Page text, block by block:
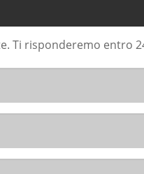
Ti risponderemo entro